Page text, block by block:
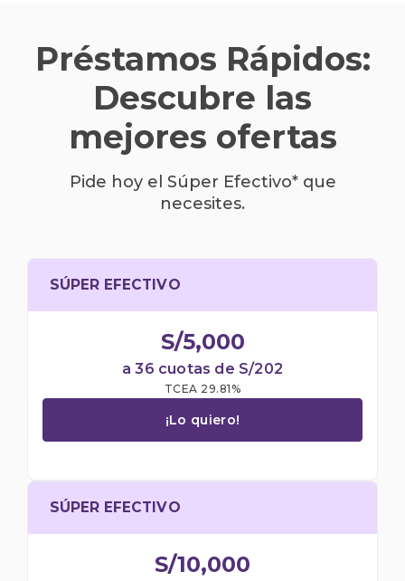
Préstamos Rápidos:
Descubre las
mejores ofertas
Pide hoy el Súper Efectivo* que
necesites.
SÚPER EFECTIVO
S/5,000
a 36 cuotas de S/202
TCEA 29.81%​
¡Lo quiero!
SÚPER EFECTIVO
S/10,000